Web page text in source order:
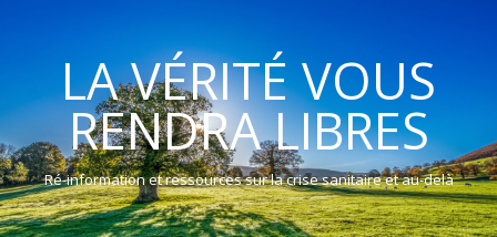
LA VÉRITÉ VOUS
RENDRA LIBRES
Ré-information et ressources sur la crise sanitaire et au-delà